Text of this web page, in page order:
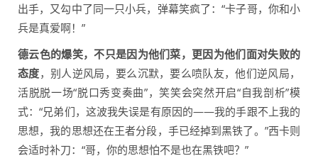
出手，又勾中了同一只小兵，弹幕笑疯了：“卡子哥，你和小
兵是真爱啊！”
德云色的爆笑，不只是因为他们菜，更因为他们面对失败的
态度，别人逆风局，要么沉默，要么喷队友，他们逆风局，
活脱脱一场“脱口秀变奏曲”，笑笑会突然开启“自我剖析”模
式：“兄弟们，这波我失误是有原因的——我的手跟不上我的
思想，我的思想还在王者分段，手已经掉到黑铁了。”西卡则
会适时补刀：“哥，你的思想怕不是也在黑铁吧？”